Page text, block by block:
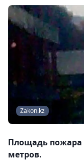
Zakon.kz
Площадь пожара
метров.